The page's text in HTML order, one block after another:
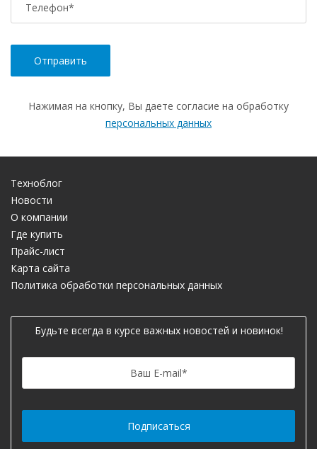
Телефон*
Нажимая на кнопку, Вы даете согласие на обработку
персональных данных
Техноблог
Новости
О компании
Где купить
Прайс-лист
Карта сайта
Политика обработки персональных данных
Будьте всегда в курсе важных новостей и новинок!
Ваш E-mail*